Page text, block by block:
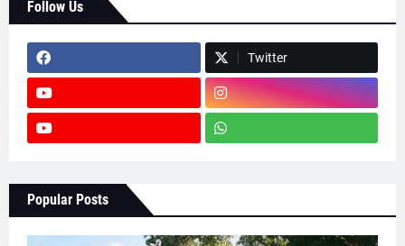
Follow Us
Twitter
Popular Posts